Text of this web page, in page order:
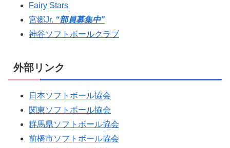
Fairy Stars
宮郷Jr. “部員募集中”
神谷ソフトボールクラブ
外部リンク
日本ソフトボール協会
関東ソフトボール協会
群馬県ソフトボール協会
前橋市ソフトボール協会